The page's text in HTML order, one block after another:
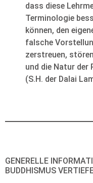
dass diese
Terminologie
können, den
falsche
zerstreuen,
und die Natur der
(S.H. der Dalai
GENERELLE
BUDDHISMUS